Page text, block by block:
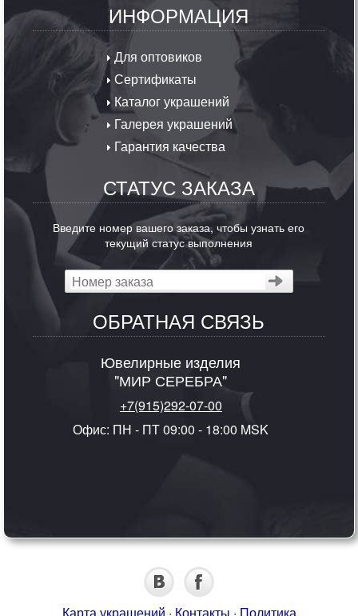
ИНФОРМАЦИЯ
Для оптовиков
Сертификаты
Каталог украшений
Галерея украшений
Гарантия качества
СТАТУС ЗАКАЗА
Введите номер вашего заказа, чтобы узнать его
текущий статус выполнения
ОБРАТНАЯ СВЯЗЬ
Ювелирные изделия
"МИР СЕРЕБРА"
+7(915)292-07-00
Офис: ПН - ПТ 09:00 - 18:00 MSK